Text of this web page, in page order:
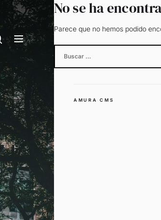
No se ha
Parece que no hemos podido
AMURA CMS